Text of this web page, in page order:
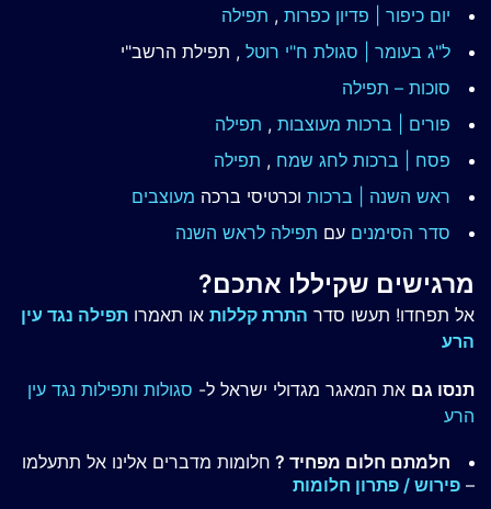
יום כיפור | פדיון כפרות , תפילה
ל"ג בעומר | סגולת ח"י רוטל , תפילת הרשב"י
סוכות – תפילה
פורים | ברכות מעוצבות , תפילה
פסח | ברכות לחג שמח , תפילה
ראש השנה | ברכות וכרטיסי ברכה מעוצבים
סדר הסימנים עם תפילה לראש השנה
מרגישים שקיללו אתכם?
אל תפחדו! תעשו סדר התרת קללות או תאמרו תפילה נגד עין
הרע
תנסו גם את המאגר מגדולי ישראל ל- סגולות ותפילות נגד עין
הרע
חלמתם חלום מפחיד ? חלומות מדברים אלינו אל תתעלמו
– פירוש / פתרון חלומות